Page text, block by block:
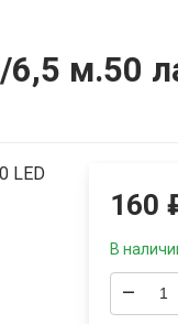
6,5 м.50
LED
160
В
–